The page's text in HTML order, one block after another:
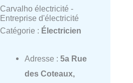
Carvalho électricité -
Entreprise d'électricité
Catégorie : Électricien
Adresse : 5a Rue
des Coteaux,